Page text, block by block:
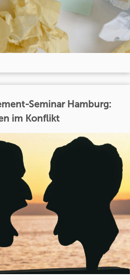
Seminar Hamburg:
im Konflikt